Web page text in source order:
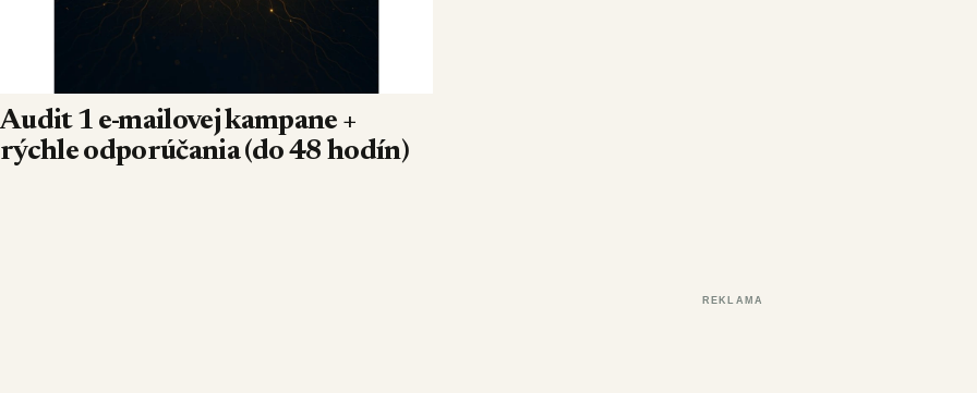
Audit 1 e-mailovej kampane +
rýchle odporúčania (do 48 hodín)
REKLAMA